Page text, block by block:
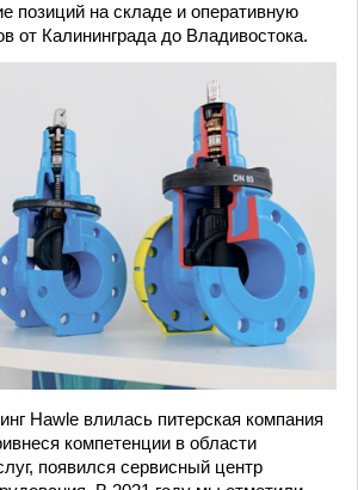
позиций на складе и оперативную
от Калининграда до Владивостока.
Hawle влилась питерская компания
компетенции в области
появился сервисный центр